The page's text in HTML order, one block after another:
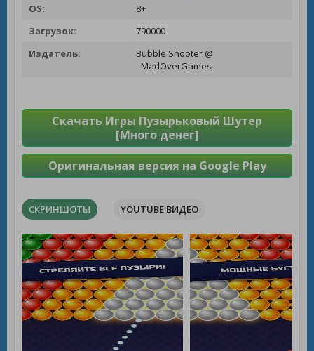
OS:
8+
Загрузок:
790000
Издатель:
Bubble Shooter @
MadOverGames
Скачать Игры Пузырьковый Шутер
[Много денег]
Оригинальная версия на Google Play
СКРИНШОТЫ YOUTUBE ВИДЕО